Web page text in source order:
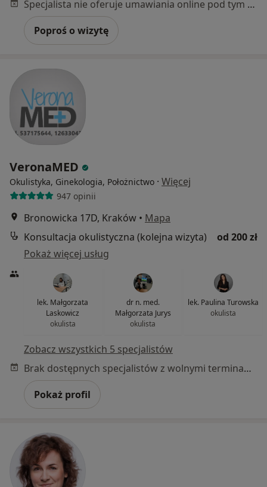
Specjalista nie oferuje umawiania online pod tym adresem.
Poproś o wizytę
VeronaMED
Okulistyka, Ginekologia, Położnictwo · Więcej
947 opinii
Bronowicka 17D, Kraków • Mapa
Konsultacja okulistyczna (kolejna wizyta)
od 200 zł
Pokaż więcej usług
lek. Małgorzata
Laskowicz
okulista
dr n. med.
Małgorzata Jurys
okulista
lek. Paulina Turowska
okulista
Zobacz wszystkich 5 specjalistów
Brak dostępnych specjalistów z wolnymi terminami w tym centrum medycznym.
Pokaż profil